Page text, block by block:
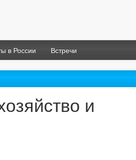
в России Встречи
и